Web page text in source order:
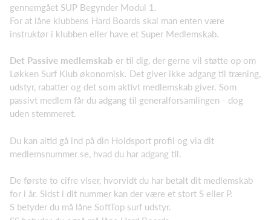
gennemgået SUP Begynder Modul 1.
For at låne klubbens Hard Boards skal man enten være
instruktør i klubben eller have et Super Medlemskab.
Det Passive medlemskab er til dig, der gerne vil støtte op om
Løkken Surf Klub økonomisk. Det giver ikke adgang til træning,
udstyr, rabatter og det som aktivt medlemskab giver. Som
passivt medlem får du adgang til generalforsamlingen - dog
uden stemmeret.
Du kan altid gå ind på din Holdsport profil og via dit
medlemsnummer se, hvad du har adgang til.
De første to cifre viser, hvorvidt du har betalt dit medlemskab
for i år. Sidst i dit nummer kan der være et stort S eller P.
S betyder du må låne SoftTop surf udstyr.